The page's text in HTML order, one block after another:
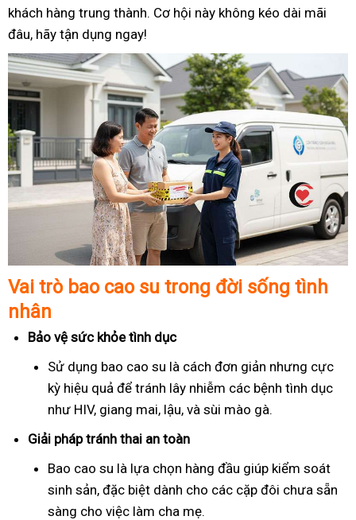
khách hàng trung thành. Cơ hội này không kéo dài mãi
đâu, hãy tận dụng ngay!
Vai trò bao cao su trong đời sống tình
nhân
Bảo vệ sức khỏe tình dục
Sử dụng bao cao su là cách đơn giản nhưng cực
kỳ hiệu quả để tránh lây nhiễm các bệnh tình dục
như HIV, giang mai, lậu, và sùi mào gà.
Giải pháp tránh thai an toàn
Bao cao su là lựa chọn hàng đầu giúp kiểm soát
sinh sản, đặc biệt dành cho các cặp đôi chưa sẵn
sàng cho việc làm cha mẹ.